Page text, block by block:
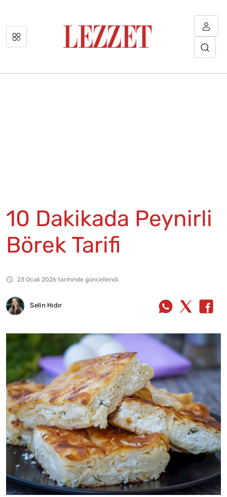
10 Dakikada Peynirli
Börek Tarifi
23 Ocak 2026 tarihinde güncellendi.
Selin Hıdır